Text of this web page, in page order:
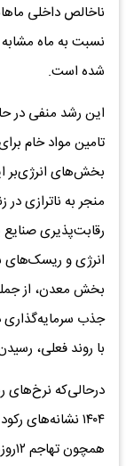
شده است.
این رشد منفی
تامین مواد خام
بخش‌های انرژی‌بر
منجر به ناترازی
رقابت‌پذیری
انرژی و ریسک‌های
جذب سرمایه‌گذاری
با روند فعلی،
۱۴۰۴ نشانه‌های